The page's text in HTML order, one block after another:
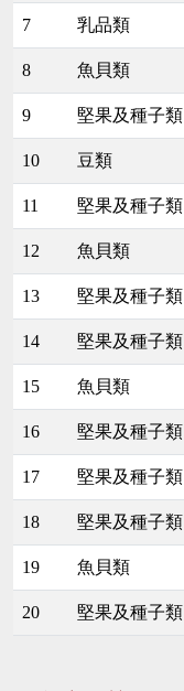
7 乳品類
8 魚貝類
9 堅果及種子類
10 豆類
11 堅果及種子類
12 魚貝類
13 堅果及種子類
14 堅果及種子類
15 魚貝類
16 堅果及種子類
17 堅果及種子類
18 堅果及種子類
19 魚貝類
20 堅果及種子類